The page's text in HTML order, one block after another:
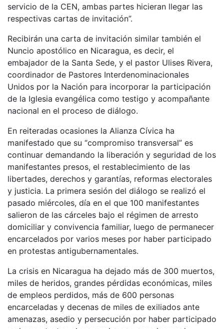
servicio de la CEN, ambas partes hicieran llegar las
respectivas cartas de invitación”.
Recibirán una carta de invitación similar también el
Nuncio apostólico en Nicaragua, es decir, el
embajador de la Santa Sede, y el pastor Ulises Rivera,
coordinador de Pastores Interdenominacionales
Unidos por la Nación para incorporar la participación
de la Iglesia evangélica como testigo y acompañante
nacional en el proceso de diálogo.
En reiteradas ocasiones la Alianza Cívica ha
manifestado que su “compromiso transversal” es
continuar demandando la liberación y seguridad de los
manifestantes presos, el restablecimiento de las
libertades, derechos y garantías, reformas electorales
y justicia. La primera sesión del diálogo se realizó el
pasado miércoles, día en el que 100 manifestantes
salieron de las cárceles bajo el régimen de arresto
domiciliar y convivencia familiar, luego de permanecer
encarcelados por varios meses por haber participado
en protestas antigubernamentales.
La crisis en Nicaragua ha dejado más de 300 muertos,
miles de heridos, grandes pérdidas económicas, miles
de empleos perdidos, más de 600 personas
encarceladas y decenas de miles de exiliados ante
amenazas, asedio y persecución por haber participado